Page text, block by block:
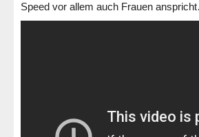
Speed vor allem auch Frauen